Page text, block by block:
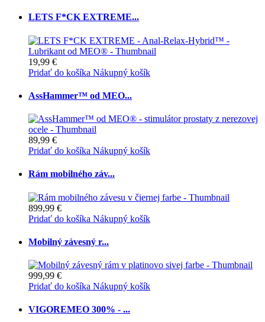
LETS F*CK EXTREME...
19,99 €
Pridať do košíka Nákupný košík
AssHammer™ od MEO...
89,99 €
Pridať do košíka Nákupný košík
Rám mobilného záv...
899,99 €
Pridať do košíka Nákupný košík
Mobilný závesný r...
999,99 €
Pridať do košíka Nákupný košík
VIGOREMEO 300% - ...